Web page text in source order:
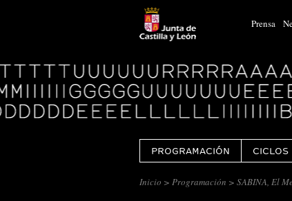
Prensa
Logo
Centro
Cultural
Miguel
Delibes
PROGRAMACIÓN CICLOS
Inicio > Programación > SABINA, El